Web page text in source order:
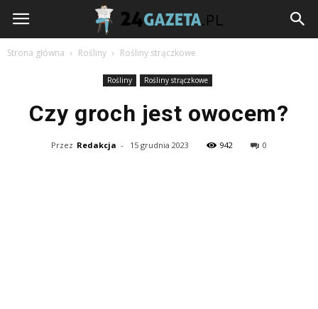
24gazeta.pl
Strona główna Rośliny Rośliny strączkowe
Rośliny Rośliny strączkowe
Czy groch jest owocem?
Przez Redakcja - 15 grudnia 2023 942 0